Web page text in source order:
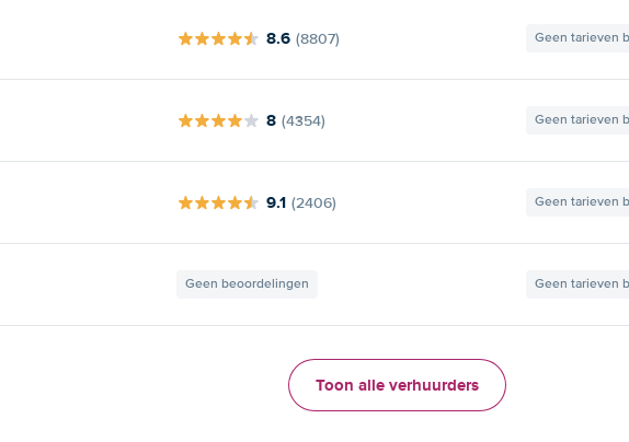
8.6 (8807) Geen tarieven
8 (4354) Geen tarieven
9.1 (2406) Geen tarieven
Geen beoordelingen Geen tarieven
Toon alle verhuurders